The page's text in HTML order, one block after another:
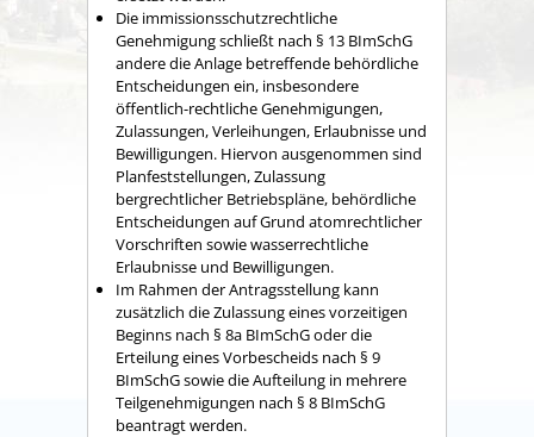
Die immissionsschutzrechtliche
Genehmigung schließt nach § 13 BImSchG
andere die Anlage betreffende behördliche
Entscheidungen ein, insbesondere
öffentlich-rechtliche Genehmigungen,
Zulassungen, Verleihungen, Erlaubnisse und
Bewilligungen. Hiervon ausgenommen sind
Planfeststellungen, Zulassung
bergrechtlicher Betriebspläne, behördliche
Entscheidungen auf Grund atomrechtlicher
Vorschriften sowie wasserrechtliche
Erlaubnisse und Bewilligungen.
Im Rahmen der Antragsstellung kann
zusätzlich die Zulassung eines vorzeitigen
Beginns nach § 8a BImSchG oder die
Erteilung eines Vorbescheids nach § 9
BImSchG sowie die Aufteilung in mehrere
Teilgenehmigungen nach § 8 BImSchG
beantragt werden.